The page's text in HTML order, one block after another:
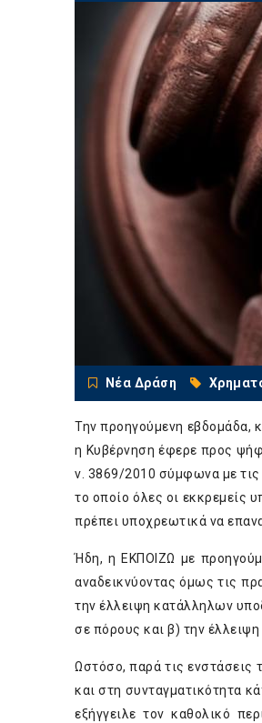
Νέα Δράση
Την προηγούμενη εβδομάδα,
η Κυβέρνηση έφερε προς
ν. 3869/2010 σύμφωνα με τις
το οποίο όλες οι εκκρεμείς
πρέπει υποχρεωτικά να
Ήδη, η ΕΚΠΟΙΖΩ με
αναδεικνύοντας όμως τις
την έλλειψη κατάλληλων
σε πόρους και β) την
Ωστόσο, παρά τις ενστάσεις
και στη συνταγματικότητα
εξήγγειλε τον καθολικό